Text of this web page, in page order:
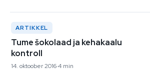
ARTIKKEL
Tume šokolaad ja kehakaalu
kontroll
14. oktoober 20164 min